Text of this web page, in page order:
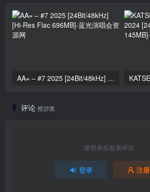
AA= – #7 2025 [24Bit/48kHz] [Hi-Res Flac 696MB]
评论 抢沙发
请登录后发表评论
登录 注册